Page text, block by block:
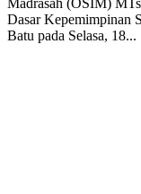
Madrasah (OSIM)
Dasar Kepemimpinan
Batu pada Selasa, 18...